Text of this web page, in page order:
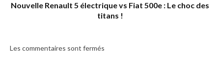
Nouvelle Renault 5 électrique vs Fiat 500e : Le choc des
titans !
Les commentaires sont fermés